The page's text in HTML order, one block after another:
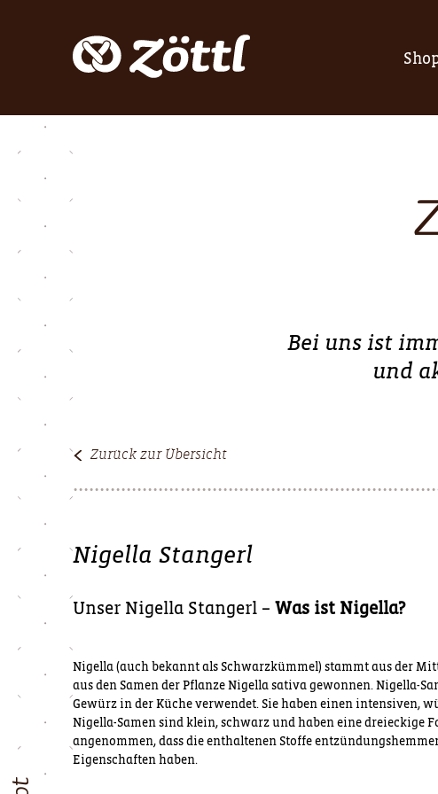
Bei uns ist
und
Zurück zur Übersicht
Nigella Stangerl
Unser Nigella Stangerl – Was ist Nigella?
Nigella (auch bekannt als Schwarzkümmel) stammt aus der
aus den Samen der Pflanze Nigella sativa gewonnen. Nigella-
Gewürz in der Küche verwendet. Sie haben einen intensiven,
Nigella-Samen sind klein, schwarz und haben eine dreieckige
angenommen, dass die enthaltenen Stoffe
Eigenschaften haben.